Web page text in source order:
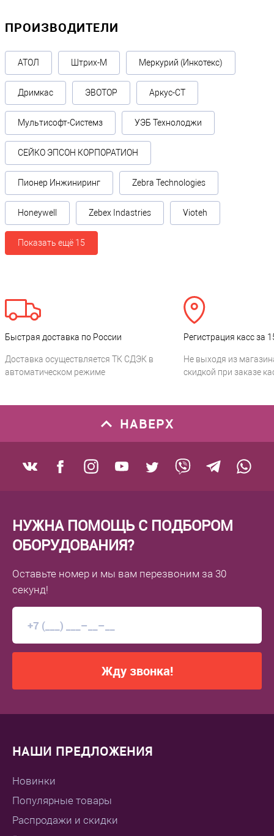
ПРОИЗВОДИТЕЛИ
АТОЛ Штрих-М Меркурий (Инкотекс)
Дримкас ЭВОТОР Аркус-СТ
Мультисофт-Системз УЭБ Технолоджи
СЕЙКО ЭПСОН КОРПОРАТИОН
Пионер Инжиниринг Zebra Technologies
Honeywell Zebex Indastries Vioteh
Показать ещё 15
Быстрая доставка по России
Доставка осуществляется ТК СДЭК в
автоматическом режиме
Регистрация касс за
Не выходя из
скидкой при заказе
НАВЕРХ
НУЖНА ПОМОЩЬ С ПОДБОРОМ
ОБОРУДОВАНИЯ?
Оставьте номер и мы вам перезвоним за 30
секунд!
Жду звонка!
НАШИ ПРЕДЛОЖЕНИЯ
Новинки
Популярные товары
Распродажи и скидки